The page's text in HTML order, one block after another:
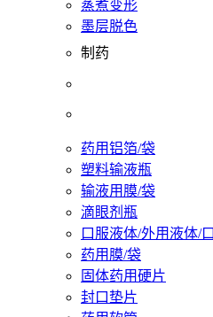
蒸煮变形
墨层脱色
制药
药用铝箔/袋
塑料输液瓶
输液用膜/袋
滴眼剂瓶
口服液体/外用液体/
药用膜/袋
固体药用硬片
封口垫片